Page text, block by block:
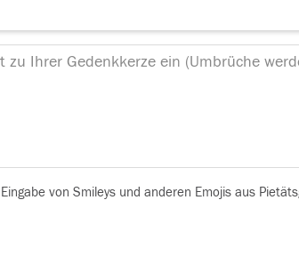
von Smileys und anderen Emojis aus